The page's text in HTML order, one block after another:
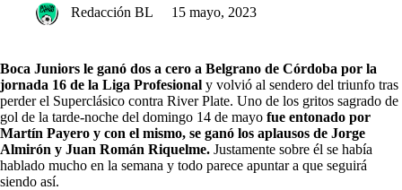
Redacción BL 15 mayo, 2023
Boca Juniors le ganó dos a cero a Belgrano de Córdoba por la
jornada 16 de la Liga Profesional y volvió al sendero del triunfo tras
perder el Superclásico contra River Plate. Uno de los gritos sagrado de
gol de la tarde-noche del domingo 14 de mayo fue entonado por
Martín Payero y con el mismo, se ganó los aplausos de Jorge
Almirón y Juan Román Riquelme. Justamente sobre él se había
hablado mucho en la semana y todo parece apuntar a que seguirá
siendo así.